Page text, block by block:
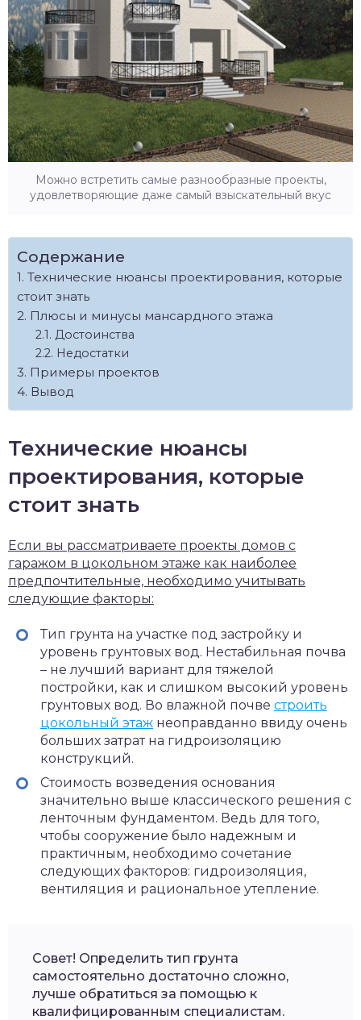
Можно встретить самые разнообразные проекты,
удовлетворяющие даже самый взыскательный вкус
Содержание
Технические нюансы проектирования, которые
стоит знать
Плюсы и минусы мансардного этажа
Достоинства
Недостатки
Примеры проектов
Вывод
Технические нюансы
проектирования, которые
стоит знать
Если вы рассматриваете проекты домов с
гаражом в цокольном этаже как наиболее
предпочтительные, необходимо учитывать
следующие факторы:
Тип грунта на участке под застройку и
уровень грунтовых вод. Нестабильная почва
– не лучший вариант для тяжелой
постройки, как и слишком высокий уровень
грунтовых вод. Во влажной почве строить
цокольный этаж неоправданно ввиду очень
больших затрат на гидроизоляцию
конструкций.
Стоимость возведения основания
значительно выше классического решения с
ленточным фундаментом. Ведь для того,
чтобы сооружение было надежным и
практичным, необходимо сочетание
следующих факторов: гидроизоляция,
вентиляция и рациональное утепление.
Совет! Определить тип грунта
самостоятельно достаточно сложно,
лучше обратиться за помощью к
квалифицированным специалистам.